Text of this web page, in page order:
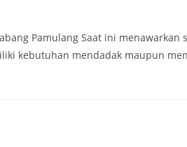
Pamulang Saat ini
kebutuhan mendadak maupun